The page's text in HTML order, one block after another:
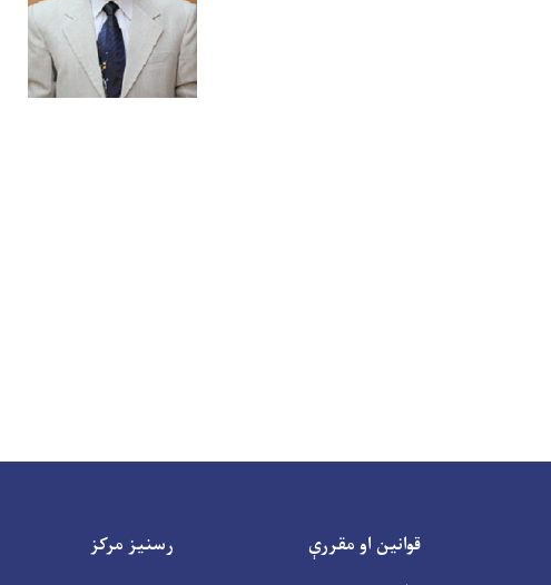
قوانین او مقررې رسنیز مرکز